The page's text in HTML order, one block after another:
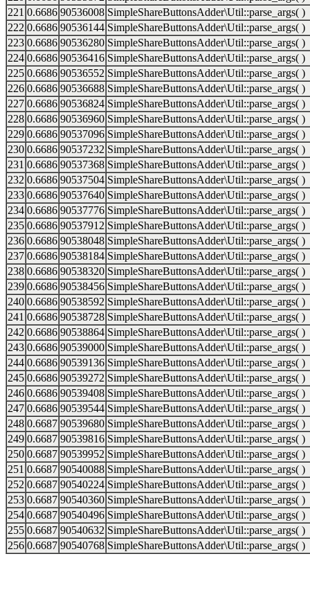
221 0.6686 90536008 SimpleShareButtonsAdder\Util::parse_args( )
222 0.6686 90536144 SimpleShareButtonsAdder\Util::parse_args( )
223 0.6686 90536280 SimpleShareButtonsAdder\Util::parse_args( )
224 0.6686 90536416 SimpleShareButtonsAdder\Util::parse_args( )
225 0.6686 90536552 SimpleShareButtonsAdder\Util::parse_args( )
226 0.6686 90536688 SimpleShareButtonsAdder\Util::parse_args( )
227 0.6686 90536824 SimpleShareButtonsAdder\Util::parse_args( )
228 0.6686 90536960 SimpleShareButtonsAdder\Util::parse_args( )
229 0.6686 90537096 SimpleShareButtonsAdder\Util::parse_args( )
230 0.6686 90537232 SimpleShareButtonsAdder\Util::parse_args( )
231 0.6686 90537368 SimpleShareButtonsAdder\Util::parse_args( )
232 0.6686 90537504 SimpleShareButtonsAdder\Util::parse_args( )
233 0.6686 90537640 SimpleShareButtonsAdder\Util::parse_args( )
234 0.6686 90537776 SimpleShareButtonsAdder\Util::parse_args( )
235 0.6686 90537912 SimpleShareButtonsAdder\Util::parse_args( )
236 0.6686 90538048 SimpleShareButtonsAdder\Util::parse_args( )
237 0.6686 90538184 SimpleShareButtonsAdder\Util::parse_args( )
238 0.6686 90538320 SimpleShareButtonsAdder\Util::parse_args( )
239 0.6686 90538456 SimpleShareButtonsAdder\Util::parse_args( )
240 0.6686 90538592 SimpleShareButtonsAdder\Util::parse_args( )
241 0.6686 90538728 SimpleShareButtonsAdder\Util::parse_args( )
242 0.6686 90538864 SimpleShareButtonsAdder\Util::parse_args( )
243 0.6686 90539000 SimpleShareButtonsAdder\Util::parse_args( )
244 0.6686 90539136 SimpleShareButtonsAdder\Util::parse_args( )
245 0.6686 90539272 SimpleShareButtonsAdder\Util::parse_args( )
246 0.6686 90539408 SimpleShareButtonsAdder\Util::parse_args( )
247 0.6686 90539544 SimpleShareButtonsAdder\Util::parse_args( )
248 0.6687 90539680 SimpleShareButtonsAdder\Util::parse_args( )
249 0.6687 90539816 SimpleShareButtonsAdder\Util::parse_args( )
250 0.6687 90539952 SimpleShareButtonsAdder\Util::parse_args( )
251 0.6687 90540088 SimpleShareButtonsAdder\Util::parse_args( )
252 0.6687 90540224 SimpleShareButtonsAdder\Util::parse_args( )
253 0.6687 90540360 SimpleShareButtonsAdder\Util::parse_args( )
254 0.6687 90540496 SimpleShareButtonsAdder\Util::parse_args( )
255 0.6687 90540632 SimpleShareButtonsAdder\Util::parse_args( )
256 0.6687 90540768 SimpleShareButtonsAdder\Util::parse_args( )